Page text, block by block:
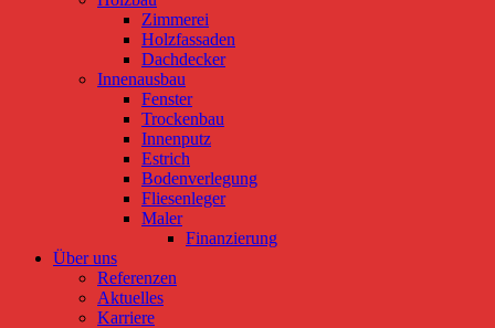
Zimmerei
Holzfassaden
Dachdecker
Innenausbau
Fenster
Trockenbau
Innenputz
Estrich
Bodenverlegung
Fliesenleger
Maler
Finanzierung
Über uns
Referenzen
Aktuelles
Karriere